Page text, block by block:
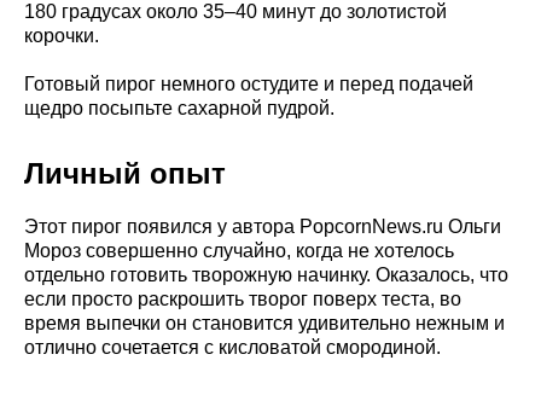
180 градусах около 35–40 минут до золотистой
корочки.
Готовый пирог немного остудите и перед подачей
щедро посыпьте сахарной пудрой.
Личный опыт
Этот пирог появился у автора PopcornNews.ru Ольги
Мороз совершенно случайно, когда не хотелось
отдельно готовить творожную начинку. Оказалось, что
если просто раскрошить творог поверх теста, во
время выпечки он становится удивительно нежным и
отлично сочетается с кисловатой смородиной.